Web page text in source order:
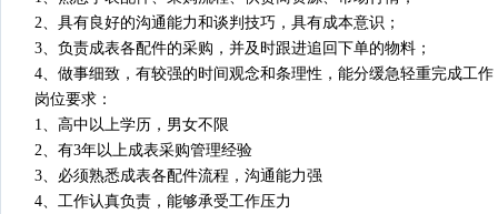
2、具有良好的沟通能力和谈判技巧，具有成本意识；
3、负责成表各配件的采购，并及时跟进追回下单的物料；
4、做事细致，有较强的时间观念和条理性，能分缓急轻重完成工作
岗位要求：
1、高中以上学历，男女不限
2、有3年以上成表采购管理经验
3、必须熟悉成表各配件流程，沟通能力强
4、工作认真负责，能够承受工作压力